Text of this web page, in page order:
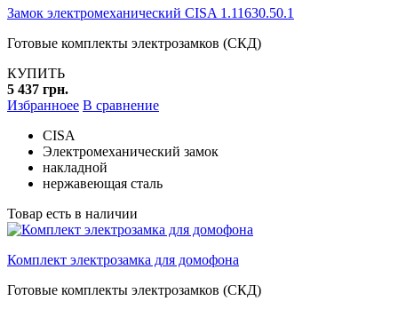
Замок электромеханический CISA 1.11630.50.1
Готовые комплекты электрозамков (СКД)
КУПИТЬ
5 437 грн.
Избранноее В сравнение
CISA
Электромеханический замок
накладной
нержавеющая сталь
Товар есть в наличии
Комплект электрозамка для домофона
Готовые комплекты электрозамков (СКД)